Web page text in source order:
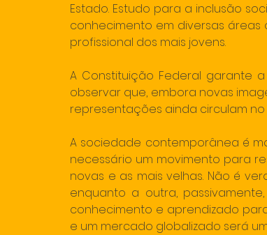
Estado. Estudo para a inclusão
conhecimento em diversas
profissional dos mais jovens.
A Constituição Federal garante
observar que, embora novas
representações ainda circulam no
A sociedade contemporânea é
necessário um movimento para
novas e as mais velhas. Não é
enquanto a outra,
conhecimento e aprendizado
e um mercado globalizado será